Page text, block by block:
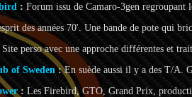
: Forum issu de Camaro-3gen regroupant
des années 70'. Une bande de pote qui
Site perso avec une approche différentes et
of Sweden:En suède aussi il y a des T/A.
: Les Firebird, GTO, Grand Prix,